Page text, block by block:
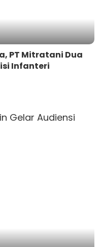
PT Mitratani Dua
Infanteri